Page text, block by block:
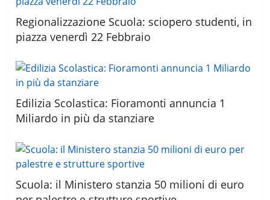
Regionalizzazione Scuola: sciopero studenti, in
piazza venerdì 22 Febbraio
Edilizia Scolastica: Fioramonti annuncia 1
Miliardo in più da stanziare
Scuola: il Ministero stanzia 50 milioni di euro